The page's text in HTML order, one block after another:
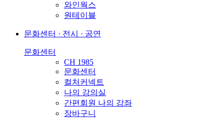
와인웍스
원테이블
문화센터 · 전시 · 공연
문화센터
CH 1985
문화센터
컬처커넥트
나의 강의실
간편회원 나의 강좌
장바구니